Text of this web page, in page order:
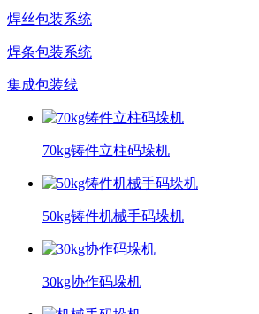
焊丝包装系统
焊条包装系统
集成包装线
70kg铸件立柱码垛机
50kg铸件机械手码垛机
30kg协作码垛机